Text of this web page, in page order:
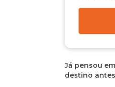
Já pensou
destino